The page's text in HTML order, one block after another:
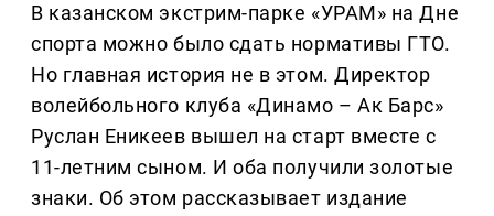
В казанском экстрим-парке «УРАМ» на Дне
спорта можно было сдать нормативы ГТО.
Но главная история не в этом. Директор
волейбольного клуба «Динамо – Ак Барс»
Руслан Еникеев вышел на старт вместе с
11-летним сыном. И оба получили золотые
знаки. Об этом рассказывает издание